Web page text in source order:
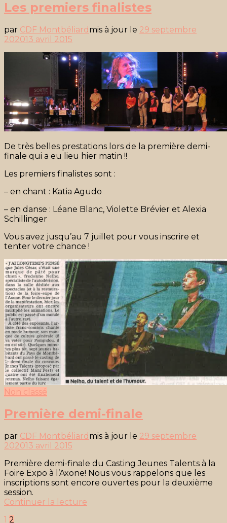
Les premiers finalistes
par CDF Montbéliard mis à jour le 29 septembre
202013 avril 2015
De très belles prestations lors de la première demi-
finale qui a eu lieu hier matin !!
Les premiers finalistes sont :
– en chant : Katia Agudo
– en danse : Léane Blanc, Violette Brévier et Alexia
Schillinger
Vous avez jusqu’au 7 juillet pour vous inscrire et
tenter votre chance !
Non classé
Première demi-finale
par CDF Montbéliard mis à jour le 29 septembre
202013 avril 2015
Première demi-finale du Casting Jeunes Talents à la
Foire Expo à l’Axone! Nous vous rappelons que les
inscriptions sont encore ouvertes pour la deuxième
session.
Continuer la lecture
Page
1 Page
2